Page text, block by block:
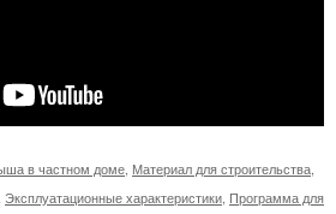
в частном доме Материал для строительства
Эксплуатационные характеристики Программа для